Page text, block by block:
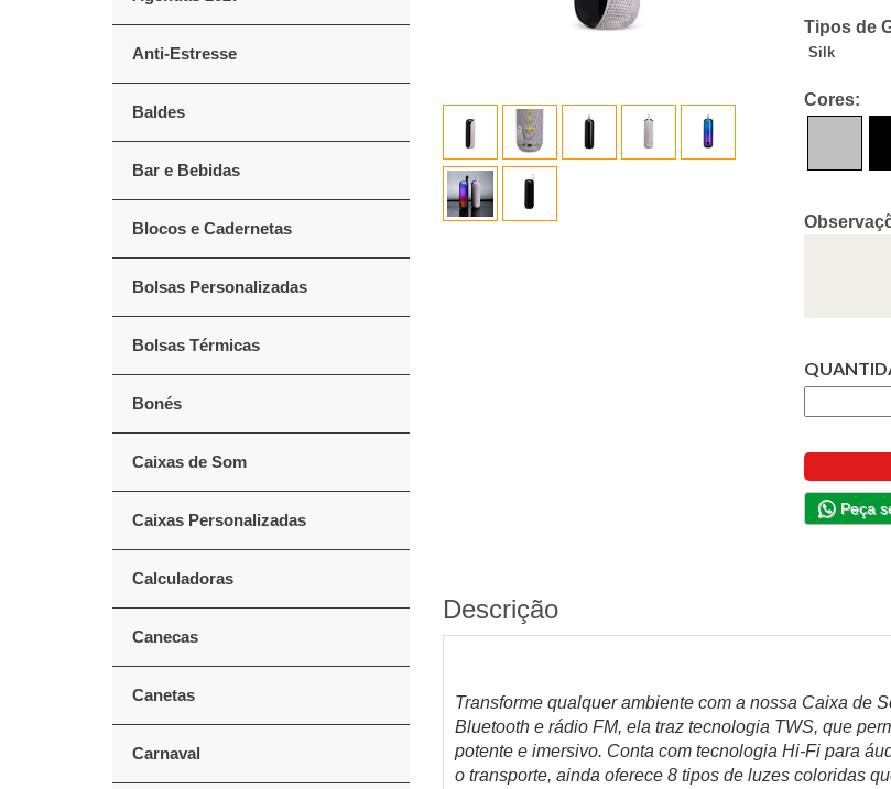
Anti-Estresse
Baldes
Bar e Bebidas
Blocos e Cadernetas
Bolsas Personalizadas
Bolsas Térmicas
Bonés
Caixas de Som
Caixas Personalizadas
Calculadoras
Canecas
Canetas
Carnaval
Tipos de
Silk
Cores:
Peça
Descrição
Transforme qualquer ambiente com a nossa Caixa de
Bluetooth e rádio FM, ela traz tecnologia TWS, que
potente e imersivo. Conta com tecnologia Hi-Fi para
o transporte, ainda oferece 8 tipos de luzes coloridas